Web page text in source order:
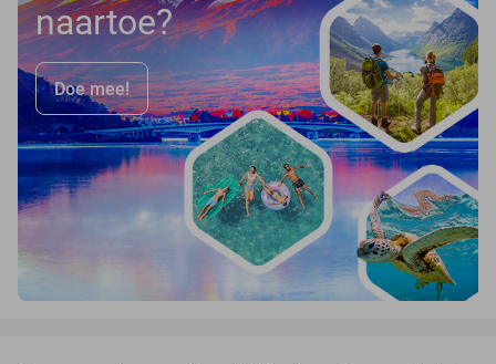
naartoe?
Doe mee!